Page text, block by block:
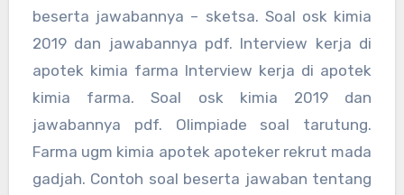
beserta jawabannya – sketsa. Soal osk kimia
2019 dan jawabannya pdf. Interview kerja di
apotek kimia farma Interview kerja di apotek
kimia farma. Soal osk kimia 2019 dan
jawabannya pdf. Olimpiade soal tarutung.
Farma ugm kimia apotek apoteker rekrut mada
gadjah. Contoh soal beserta jawaban tentang